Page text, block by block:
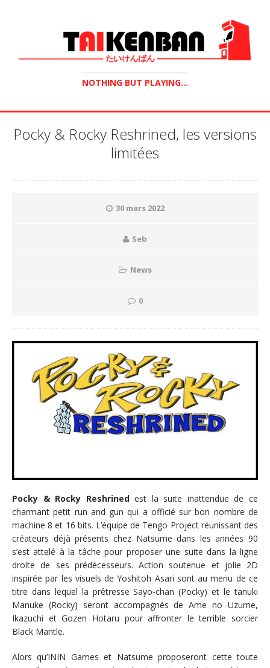
NOTHING BUT PLAYING...
Pocky & Rocky Reshrined, les versions
limitées
30 mars 2022
Seb
News
0
Pocky & Rocky Reshrinedest la suite inattendue de ce
charmant petit run and gun qui a officié sur bon nombre de
machine 8 et 16 bits. L’équipe de Tengo Project réunissant des
créateurs déjà présents chez Natsume dans les années 90
s’est attelé à la tâche pour proposer une suite dans la ligne
droite de ses prédécesseurs. Action soutenue et jolie 2D
inspirée par les visuels de Yoshitoh Asari sont au menu de ce
titre dans lequel la prêtresse Sayo-chan (Pocky) et le tanuki
Manuke (Rocky) seront accompagnés de Ame no Uzume,
Ikazuchi et Gozen Hotaru pour affronter le terrible sorcier
Black Mantle.
Alors qu’ININ Games et Natsume proposeront cette toute